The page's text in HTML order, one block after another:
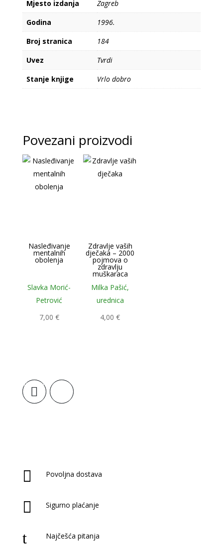
Mjesto izdanja
Zagreb
Godina
1996.
Broj stranica
184
Uvez
Tvrdi
Stanje knjige
Vrlo dobro
Povezani proizvodi
Nasleđivanje
mentalnih
obolenja
Slavka Morić-
Petrović
7,00 €
Dodaj u
košaricu
Zdravlje vaših
dječaka – 2000
pojmova o
zdravlju
muškaraca
Milka Pašić,
urednica
4,00€
Dodaj u
košaricu
 Povoljna dostava
 Sigurno plaćanje
t Najčešća pitanja